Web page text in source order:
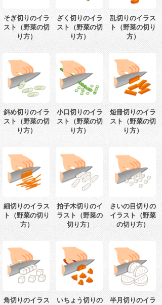
そぎ切りのイラ
スト（野菜の切
り方）
ざく切りのイラ
スト（野菜の切
り方）
乱切りのイラス
ト（野菜の切り
方）
斜め切りのイラ
スト（野菜の切
り方）
小口切りのイラ
スト（野菜の切
り方）
短冊切りのイラ
スト（野菜の切
り方）
細切りのイラス
ト（野菜の切り
方）
拍子木切りのイ
ラスト（野菜の
切り方）
さいの目切りの
イラスト（野菜
の切り方）
角切りのイラス
いちょう切りの
半月切りのイラ